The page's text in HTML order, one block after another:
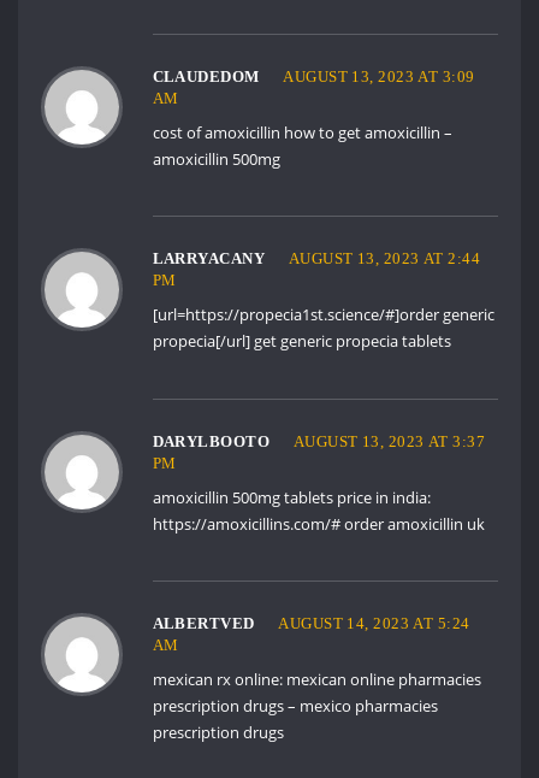
CLAUDEDOM
AUGUST 13, 2023 AT 3:09
AM
cost of amoxicillin how to get amoxicillin –
amoxicillin 500mg
LARRYACANY
AUGUST 13, 2023 AT 2:44
PM
[url=https://propecia1st.science/#]order generic
propecia[/url] get generic propecia tablets
DARYLBOOTO
AUGUST 13, 2023 AT 3:37
PM
amoxicillin 500mg tablets price in india:
https://amoxicillins.com/#order amoxicillin uk
ALBERTVED
AUGUST 14, 2023 AT 5:24
AM
mexican rx online: mexican online pharmacies
prescription drugs– mexico pharmacies
prescription drugs